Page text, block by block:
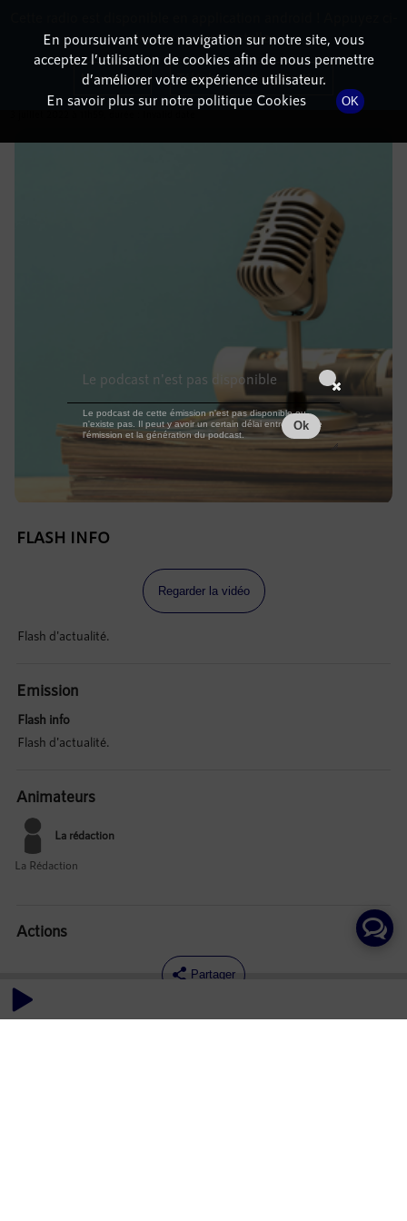
DÉTAILS DE L'ÉMISSION
FLASH INFO
Regarder la vidéo
Flash d'actualité.
Emission
Flash info
Flash d'actualité.
Animateurs
La rédaction
La Rédaction
Actions
Partager
Commentaires
En poursuivant votre navigation sur notre site, vous
acceptez l’utilisation de cookies afin de nous permettre
d’améliorer votre expérience utilisateur.
En savoir plus sur notre politique Cookies
OK
dessous pour l'installer.
Non merci Télécharger l'application
Le podcast n'est pas disponible
Le podcast de cette émission n'est pas disponible ou
n'existe pas. Il peut y avoir un certain délai entre la fin de
l'émission et la génération du podcast.
Ok